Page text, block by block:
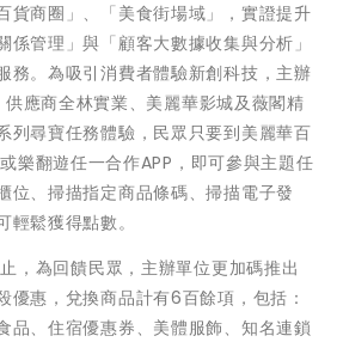
貨商圈」、「美食街場域」，實證提升
係管理」與「顧客大數據收集與分析」
務。為吸引消費者體驗新創科技，主辦
應商全林實業、美麗華影城及薇閣精
列尋寶任務體驗，民眾只要到美麗華百
樂翻遊任一合作APP，即可參與主題任
位、掃描指定商品條碼、掃描電子發
鬆獲得點數。
，為回饋民眾，主辦單位更加碼推出
優惠，兌換商品計有6百餘項，包括：
品、住宿優惠券、美體服飾、知名連鎖